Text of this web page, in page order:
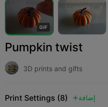
GIF
Pumpkin twist
3D prints and gifts
Print Settings (8)  إضافة